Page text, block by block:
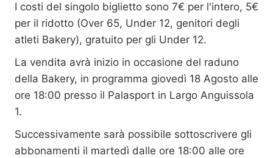
I costi del singolo biglietto sono 7€ per l'intero, 5€
per il ridotto (Over 65, Under 12, genitori degli
atleti Bakery), gratuito per gli Under 12.
La vendita avrà inizio in occasione del raduno
della Bakery, in programma giovedì 18 Agosto alle
ore 18:00 presso il Palasport in Largo Anguissola
1.
Successivamente sarà possibile sottoscrivere gli
abbonamenti il martedì dalle ore 18:00 alle ore